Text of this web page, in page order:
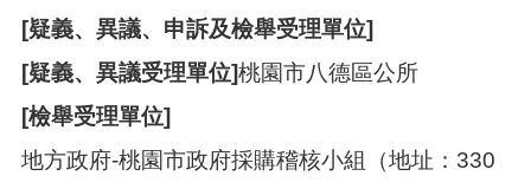
[疑義、異議、申訴及檢舉受理單位]
[疑義、異議受理單位]桃園市八德區公所
[檢舉受理單位]
地方政府-桃園市政府採購稽核小組（地址：330